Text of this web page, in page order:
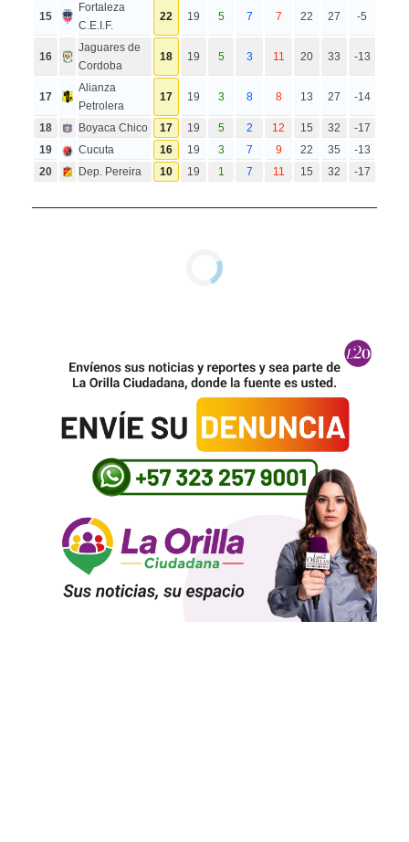
15
Fortaleza
C.E.I.F.
22 19 5 7 7 22 27 -5
16
Jaguares de
Cordoba
18 19 5 3 11 20 33 -13
17
Alianza
Petrolera
17 19 3 8 8 13 27 -14
18 Boyaca Chico 17 19 5 2 12 15 32
-17
19
Cucuta 16 19 3 7 9 22 35
-13
20
Dep. Pereira 10 19 1 7 11 15 32 -17